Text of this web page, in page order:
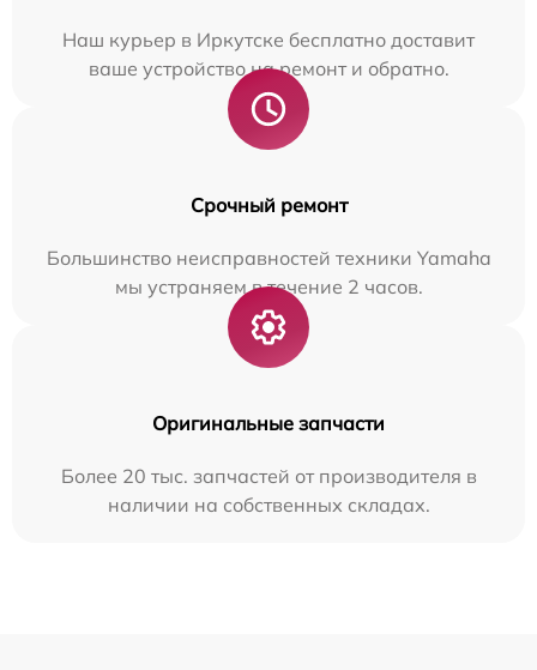
Наш курьер в Иркутске бесплатно доставит
ваше устройство на ремонт и обратно.
Срочный ремонт
Большинство неисправностей техники Yamaha
мы устраняем в течение 2 часов.
Оригинальные запчасти
Более 20 тыс. запчастей от производителя в
наличии на собственных складах.